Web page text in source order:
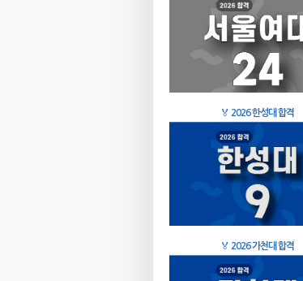
🏅 2026 한성대 합격
🏅 2026 가천대 합격